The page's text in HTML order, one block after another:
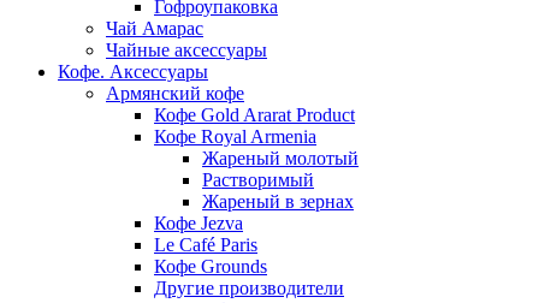
Гофроупаковка
Чай Амарас
Чайные аксессуары
Кофе. Аксессуары
Армянский кофе
Кофе Gold Ararat Product
Кофе Royal Armenia
Жареный молотый
Растворимый
Жареный в зернах
Кофе Jezva
Le Café Paris
Кофе Grounds
Другие производители